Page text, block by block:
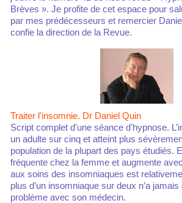
Brèves ». Je profite de cet espace pour
par mes prédécesseurs et remercier
confie la direction de la Revue.
Traiter l'insomnie. Dr Daniel Quin
Script complet d'une séance d'hypnose.
un adulte sur cinq et atteint plus
population de la plupart des pays étudiés.
fréquente chez la femme et augmente
aux soins des insomniaques est
plus d’un insomniaque sur deux n’a
problème avec son médecin.